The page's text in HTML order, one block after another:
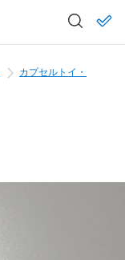
カプセルトイ・